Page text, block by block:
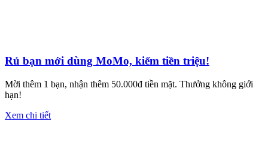
Rủ bạn mới dùng MoMo, kiếm tiền triệu!
Mời thêm 1 bạn, nhận thêm 50.000đ tiền mặt. Thưởng không giới
hạn!
Xem chi tiết